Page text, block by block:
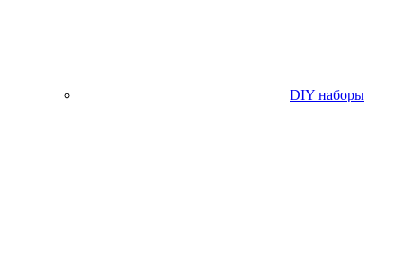
DIY наборы